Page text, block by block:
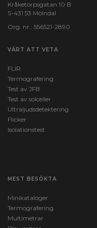
Kråketorpsgatan 10 B
S-431 53 Mölndal
Org. nr.: 556521-2890
VÄRT ATT VETA
FLIR
Termografering
Test av JFB
Test av solceller
Ultraljudsdetektering
Flicker
Isolationstest
MEST BESÖKTA
Minikataloger
Termografering
Multimetrar